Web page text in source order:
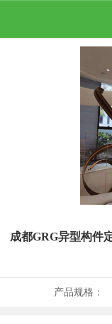
成都GRG异型构件
产品规格：